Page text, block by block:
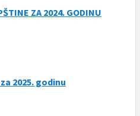
ZA 2024. GODINU
2025. godinu